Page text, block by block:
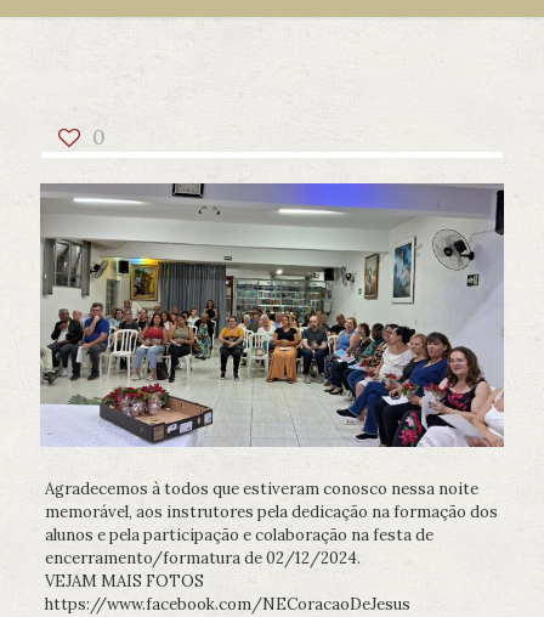
0
Agradecemos à todos que estiveram conosco nessa noite
memorável, aos instrutores pela dedicação na formação dos
alunos e pela participação e colaboração na festa de
encerramento/formatura de 02/12/2024.
VEJAM MAIS FOTOS
https://www.facebook.com/NECoracaoDeJesus